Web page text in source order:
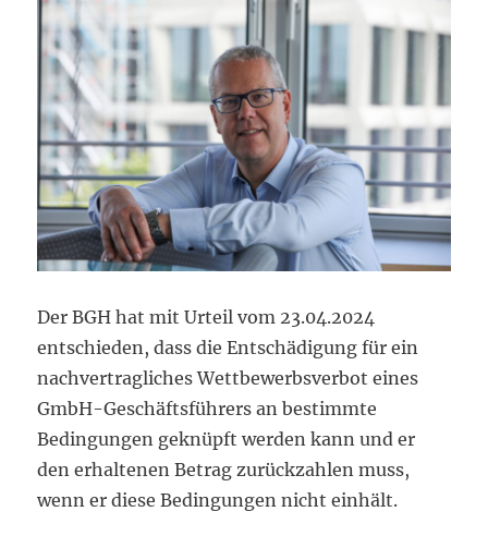
Der BGH hat mit Urteil vom 23.04.2024
entschieden, dass die Entschädigung für ein
nachvertragliches Wettbewerbsverbot eines
GmbH-Geschäftsführers an bestimmte
Bedingungen geknüpft werden kann und er
den erhaltenen Betrag zurückzahlen muss,
wenn er diese Bedingungen nicht einhält.